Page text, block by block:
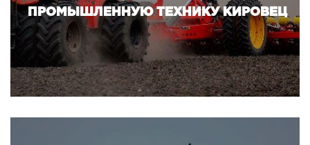
ПРОМЫШЛЕННУЮ ТЕХНИКУ КИРОВЕЦ